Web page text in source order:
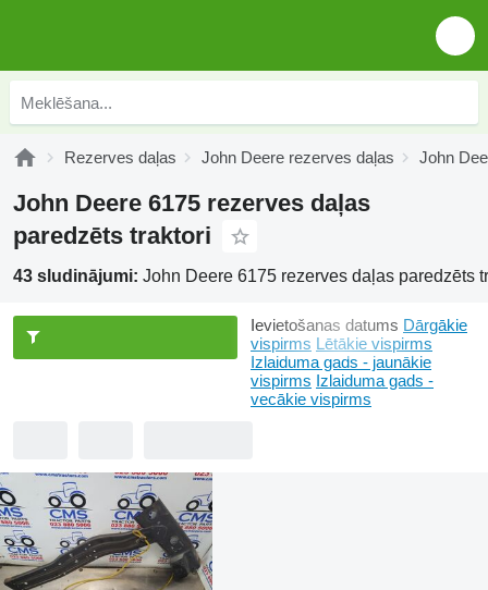
Rezerves daļas John Deere rezerves daļas John
John Deere 6175 rezerves daļas
paredzēts traktori
43 sludinājumi: John Deere 6175 rezerves daļas paredzēts
Ievietošanas datums Dārgākie
vispirms Lētākie vispirms
Izlaiduma gads - jaunākie
vispirms Izlaiduma gads -
vecākie vispirms